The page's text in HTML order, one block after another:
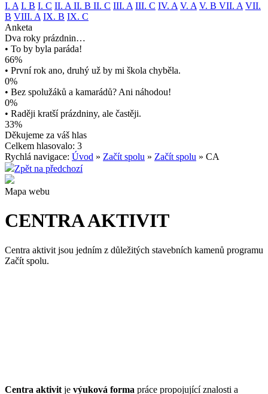
I. A I. B I. C II. A II. B II. C III. A III. C IV. A V. A V. B VII. A VII.
B VIII. A IX. B IX. C
Anketa
Dva roky prázdnin…
• To by byla paráda!
66%
• První rok ano, druhý už by mi škola chyběla.
0%
• Bez spolužáků a kamarádů? Ani náhodou!
0%
• Raději kratší prázdniny, ale častěji.
33%
Děkujeme za váš hlas
Celkem hlasovalo: 3
Rychlá navigace: Úvod » Začít spolu » Začít spolu » CA
Zpět na předchozí
Mapa webu
CENTRA AKTIVIT
Centra aktivit jsou jedním z důležitých stavebních kamenů programu
Začít spolu.
Centra aktivit je výuková forma práce propojující znalosti a